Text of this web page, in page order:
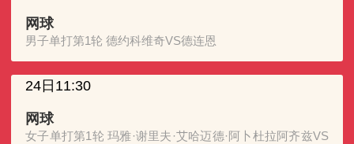
网球
男子单打第1轮 德约科维奇VS德连恩
24日11:30
网球
女子单打第1轮 玛雅·谢里夫·艾哈迈德·阿卜杜拉阿齐兹VS